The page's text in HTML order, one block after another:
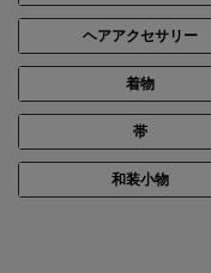
ヘアアクセサリー
着物
帯
和装小物